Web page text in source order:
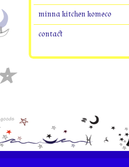
minna kitchen komeco
contact